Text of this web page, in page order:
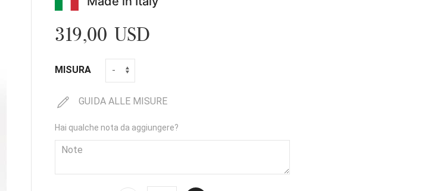
319,00 USD
MISURA
GUIDA ALLE MISURE
Hai qualche nota da aggiungere?